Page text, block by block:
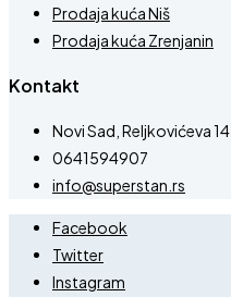
Prodaja kuća Niš
Prodaja kuća Zrenjanin
Kontakt
Novi Sad, Reljkovićeva 14
0641594907
info@superstan.rs
Facebook
Twitter
Instagram